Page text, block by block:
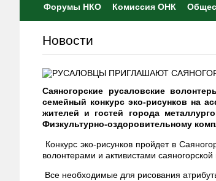
Форумы НКО
Комиссия ОНК
Новости
Саяногорские русаловские
семейный конкурс эко-рисунков на
жителей и гостей города
Физкультурно-оздоровительному
Конкурс эко-рисунков пройдет в
волонтерами и активистами
Все необходимые для рисования